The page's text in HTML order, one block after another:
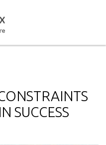
SUCCESS